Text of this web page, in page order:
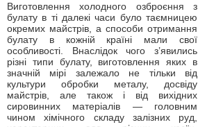
Виготовлення холодного озброєння з
булату в ті далекі часи було таємницею
окремих майстрів, а способи отримання
булату в кожній країні мали свої
особливості. Внаслідок чого з’явились
різні типи булату, виготовлення яких в
значній мірі залежало не тільки від
культури обробки металу, досвіду
майстрів, але також і від вихідних
сировинних матеріалів — головним
чином хімічного складу залізних руд,